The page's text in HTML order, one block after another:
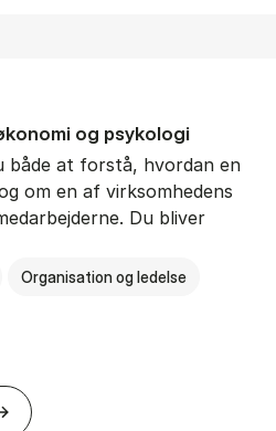
og psy­ko­lo­gi
både at forstå, hvordan en
om en af virksomhedens
Du bliver
Organisation og ledelse
HA(psyk.) - erhvervs­økonomi og